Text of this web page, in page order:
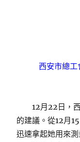
西安市總
12月22日，西
的建議。從12月
迅速拿起她用來